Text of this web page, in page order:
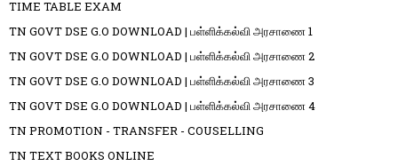
TIME TABLE EXAM
TN GOVT DSE G.O DOWNLOAD | பள்ளிக்கல்வி அரசாணை 1
TN GOVT DSE G.O DOWNLOAD | பள்ளிக்கல்வி அரசாணை 2
TN GOVT DSE G.O DOWNLOAD | பள்ளிக்கல்வி அரசாணை 3
TN GOVT DSE G.O DOWNLOAD | பள்ளிக்கல்வி அரசாணை 4
TN PROMOTION - TRANSFER - COUSELLING
TN TEXT BOOKS ONLINE